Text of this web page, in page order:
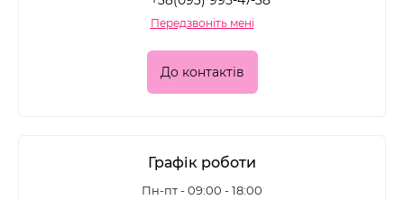
Передзвоніть мені
До контактів
Графік роботи
Пн-пт - 09:00 - 18:00